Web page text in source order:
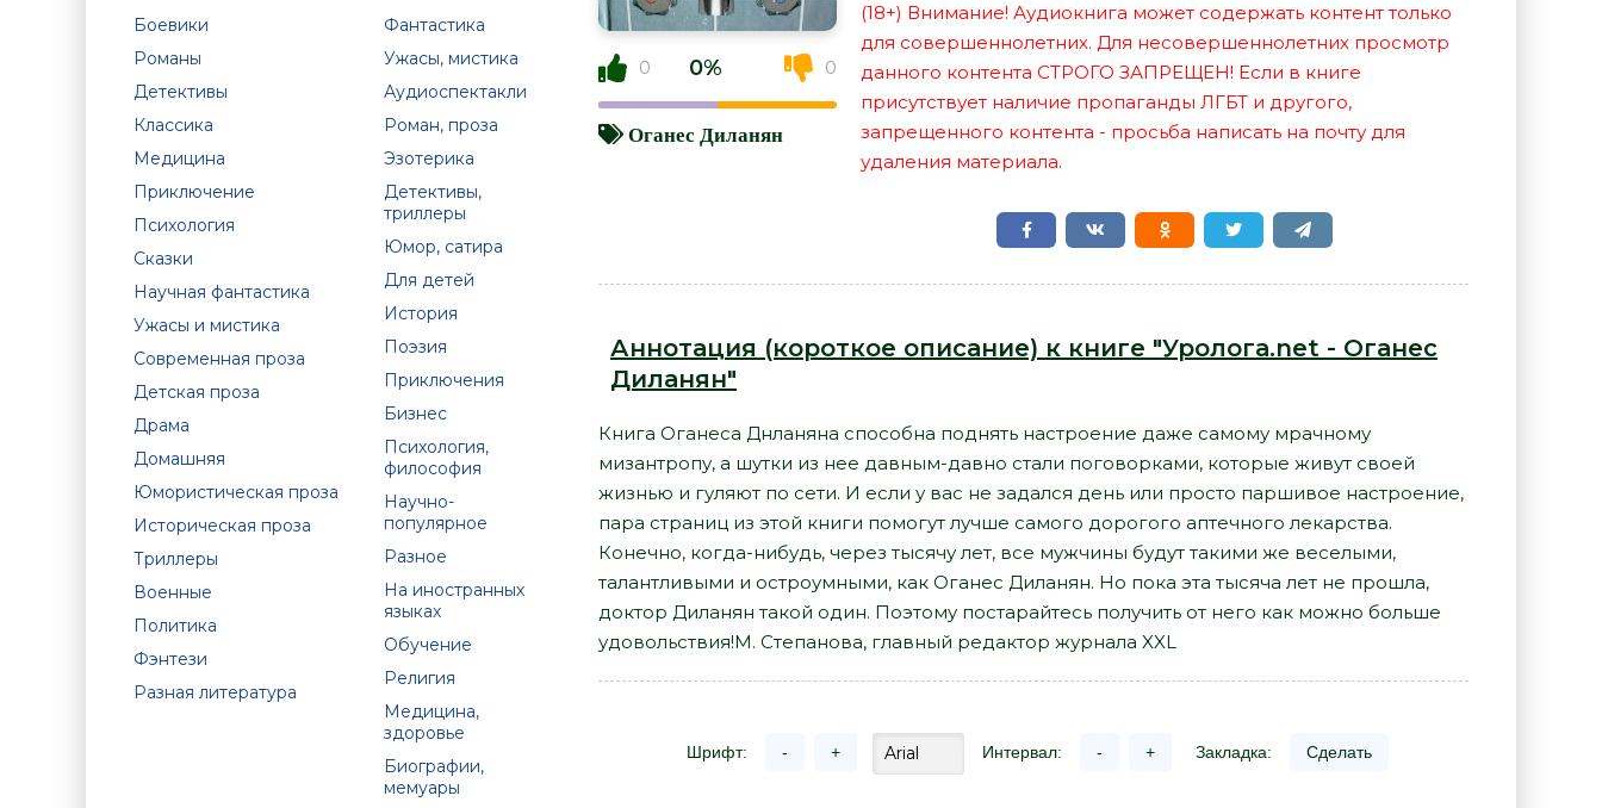
Боевики
Романы
Детективы
Классика
Медицина
Приключение
Психология
Сказки
Научная фантастика
Ужасы и мистика
Современная проза
Детская проза
Драма
Домашняя
Юмористическая проза
Историческая проза
Триллеры
Военные
Политика
Фэнтези
Разная литература
Фантастика
Ужасы, мистика
Аудиоспектакли
Роман, проза
Эзотерика
Детективы,
триллеры
Юмор, сатира
Для детей
История
Поэзия
Приключения
Бизнес
Психология,
философия
Научно-
популярное
Разное
На иностранных
языках
Обучение
Религия
Медицина,
здоровье
Биографии,
мемуары
0 0% 0
Оганес Диланян
(18+) Внимание! Аудиокнига может содержать контент только
для совершеннолетних. Для несовершеннолетних просмотр
данного контента СТРОГО ЗАПРЕЩЕН! Если в книге
присутствует наличие пропаганды ЛГБТ и другого,
запрещенного контента - просьба написать на почту для
удаления материала.
Аннотация (короткое описание) к книге "Уролога.net - Оганес
Диланян"
Книга Оганеса Днланяна способна поднять настроение даже самому мрачному
мизантропу, а шутки из нее давным-давно стали поговорками, которые живут своей
жизнью и гуляют по сети. И если у вас не задался день или просто паршивое настроение,
пара страниц из этой книги помогут лучше самого дорогого аптечного лекарства.
Конечно, когда-нибудь, через тысячу лет, все мужчины будут такими же веселыми,
талантливыми и остроумными, как Оганес Диланян. Но пока эта тысяча лет не прошла,
доктор Диланян такой один. Поэтому постарайтесь получить от него как можно больше
удовольствия!М. Степанова, главный редактор журнала XXL
Шрифт: - + Интервал: - + Закладка: Сделать